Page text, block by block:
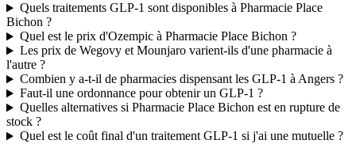
Quels traitements GLP-1 sont disponibles à Pharmacie Place
Bichon ?
Quel est le prix d'Ozempic à Pharmacie Place Bichon ?
Les prix de Wegovy et Mounjaro varient-ils d'une pharmacie à
l'autre ?
Combien y a-t-il de pharmacies dispensant les GLP-1 à Angers ?
Faut-il une ordonnance pour obtenir un GLP-1 ?
Quelles alternatives si Pharmacie Place Bichon est en rupture de
stock ?
Quel est le coût final d'un traitement GLP-1 si j'ai une mutuelle ?